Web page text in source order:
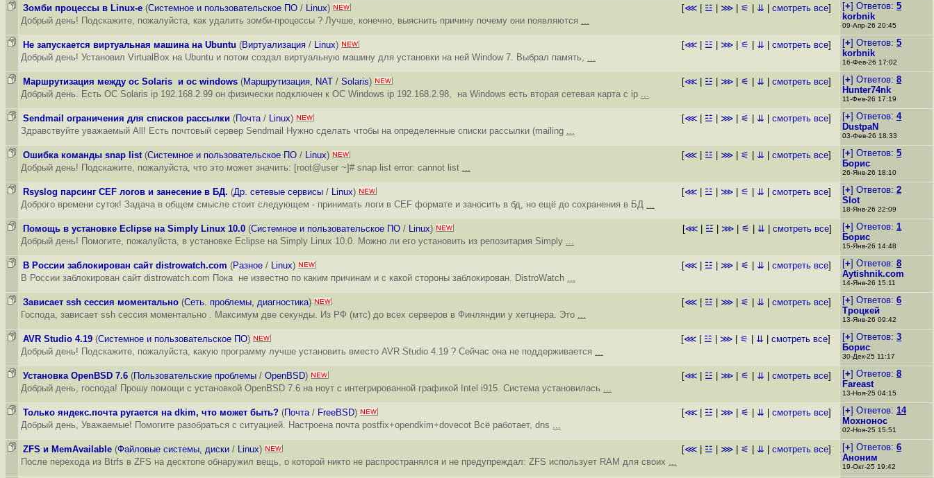
Зомби процессы в Linux-е (Системное и пользовательское ПО / Linux) [⋘ ☳ ⋙ ⚟ ⇊ смотреть все]
Добрый день! Подскажите, пожалуйста, как удалить зомби-процессы ? Лучше, конечно, выяснить причину почему они появляются ...
[+] Ответов: 5
korbnik
09-Апр-26 20:45
Не запускается виртуальная машина на Ubuntu (Виртуализация / Linux) [⋘ ☳ ⋙ ⚟ ⇊ смотреть все]
Добрый день! Установил VirtualBox на Ubuntu и потом создал виртуальную машину для установки на ней Window 7. Выбрал память, ...
[+] Ответов: 5
korbnik
16-Фев-26 17:02
Маршрутизация между ос Solaris и ос windows (Маршрутизация, NAT / Solaris) [⋘ ☳ ⋙ ⚟ ⇊ смотреть все]
Добрый день. Есть ОС Solaris ip 192.168.2.99 он физически подключен к ОС Windows ip 192.168.2.98, на Windows есть вторая сетевая карта с ip ...
[+] Ответов: 8
Hunter74nk
11-Фев-26 17:19
Sendmail ограничения для списков рассылки (Почта/ Linux) [⋘ ☳ ⋙ ⚟ ⇊ смотреть все]
Здравствуйте уважаемый All! Есть почтовый сервер Sendmail Нужно сделать чтобы на определенные списки рассылки (mailing ...
[+] Ответов: 4
DustpaN
03-Фев-26 18:33
Ошибка команды snap list (Системное и пользовательское ПО / Linux) [⋘ ☳ ⋙ ⚟ ⇊ смотреть все]
Добрый день! Подскажите, пожалуйста, что это может значить: [root@user ~]# snap list error: cannot list ...
[+] Ответов: 5
Борис
26-Янв-26 18:10
Rsyslog парсинг CEF логов и занесение в БД. (Др. сетевые сервисы / Linux) [⋘ ☳ ⋙ ⚟ ⇊ смотреть все]
Доброго времени суток! Задача в общем смысле стоит следующем - принимать логи в CEF формате и заносить в бд, но ещё до сохранения в БД ...
[+] Ответов: 2
Slot
18-Янв-26 22:09
Помощь в установке Eclipse на Simply Linux 10.0 (Системное и пользовательское ПО / Linux) [⋘ ☳ ⋙ ⚟ ⇊ смотреть все]
Добрый день! Помогите, пожалуйста, в установке Eclipse на Simply Linux 10.0. Можно ли его установить из репозитария Simply ...
[+] Ответов: 1
Борис
15-Янв-26 14:48
В России заблокирован сайт distrowatch.com (Разное / Linux) [⋘ ☳ ⋙ ⚟ ⇊ смотреть все]
В России заблокирован сайт distrowatch.com Пока не известно по каким причинам и с какой стороны заблокирован. DistroWatch ...
[+] Ответов: 8
Aytishnik.com
14-Янв-26 15:11
Зависает ssh сессия моментально (Сеть. проблемы, диагностика) [⋘ ☳ ⋙ ⚟ ⇊ смотреть все]
Господа, зависает ssh сессия моментально . Максимум две секунды. Из РФ (мтс) до всех серверов в Финляндии у хетцнера. Это ...
[+] Ответов: 6
Троцкей
13-Янв-26 09:42
AVR Studio 4.19 (Системное и пользовательское ПО) [⋘ ☳ ⋙ ⚟ ⇊ смотреть все]
Добрый день! Подскажите, пожалуйста, какую программу лучше установить вместо AVR Studio 4.19 ? Сейчас она не поддерживается ...
[+] Ответов: 3
Борис
30-Дек-25 11:17
Установка OpenBSD 7.6 (Пользовательские проблемы / OpenBSD) [⋘ ☳ ⋙ ⚟ ⇊ смотреть все]
Добрый день, господа! Прошу помощи с установкой OpenBSD 7.6 на ноут с интегрированной графикой Intel i915. Система установилась ...
[+] Ответов: 8
Fareast
13-Ноя-25 04:15
Только яндекс.почта ругается на dkim, что может быть? (Почта/ FreeBSD) [⋘ ☳ ⋙ ⚟ ⇊ смотреть все]
Добрый день, Уважаемые! Помогите разобраться с ситуацией. Настроена почта postfix+opendkim+dovecot Всё работает, dns ...
[+] Ответов: 14
Мохнонос
02-Ноя-25 15:51
ZFS и MemAvailable (Файловые системы, диски / Linux) [⋘ ☳ ⋙ ⚟ ⇊ смотреть все]
После перехода из Btrfs в ZFS на десктопе обнаружил вещь, о которой никто не распространялся и не предупреждал: ZFS использует RAM для своих ...
[+] Ответов: 6
Аноним
19-Окт-25 19:42